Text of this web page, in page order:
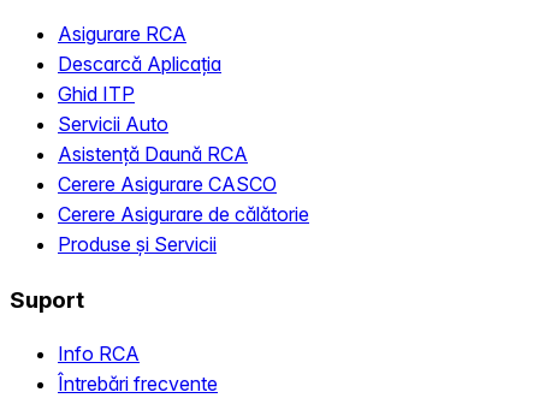
Asigurare RCA
Descarcă Aplicația
Ghid ITP
Servicii Auto
Asistență Daună RCA
Cerere Asigurare CASCO
Cerere Asigurare de călătorie
Produse și Servicii
Suport
Info RCA
Întrebări frecvente